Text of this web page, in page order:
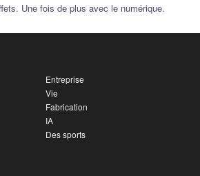
Une fois de plus avec le numérique.
Entreprise
Vie
Fabrication
IA
Des sports